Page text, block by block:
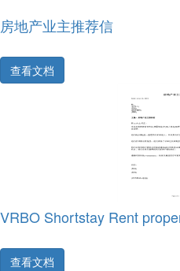
房地产业主推荐信
查看文档
VRBO Shortstay Rent
查看文档